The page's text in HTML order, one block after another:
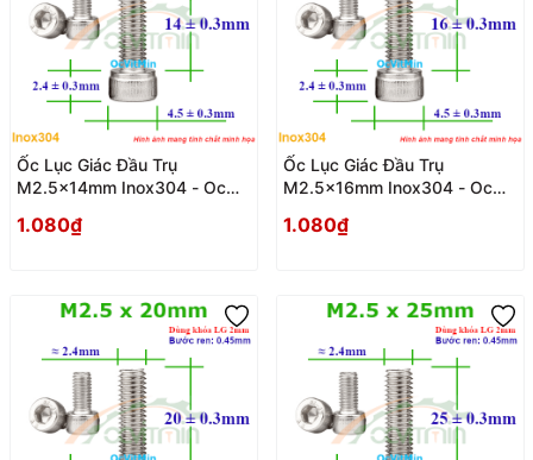
Ốc Lục Giác Đầu Trụ
M2.5x14mm Inox304 - Oc
1.080₫
Ốc Lục Giác Đầu Trụ
M2.5x16mm Inox304 - Oc
1.080₫